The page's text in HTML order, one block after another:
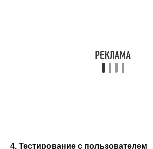
4. Тестирование с пользователем